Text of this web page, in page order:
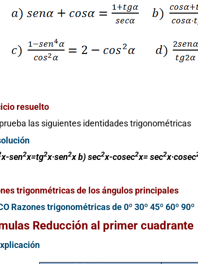
resuelto
las siguientes identidades trigonométricas
x-sen2x=tg2x·sen2x b) sec2x-cosec2x= sec2x·cosec
trigonmétricas de los ángulos principales
Razones trigonométricas de 0º 30º 45º 60º 90º
Reducción al primer cuadrante